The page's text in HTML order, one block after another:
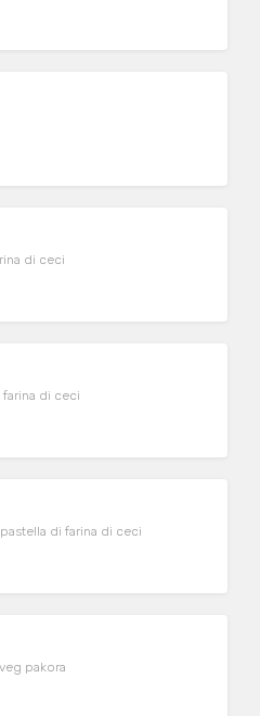
di ceci
di ceci
di farina di ceci
pakora